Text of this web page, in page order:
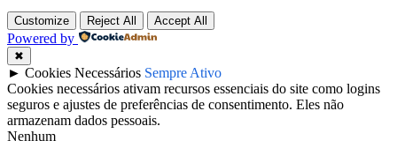
Customize Reject All Accept All
Powered by
✖
► Cookies Necessários Sempre Ativo
Cookies necessários ativam recursos essenciais do site como logins
seguros e ajustes de preferências de consentimento. Eles não
armazenam dados pessoais.
Nenhum